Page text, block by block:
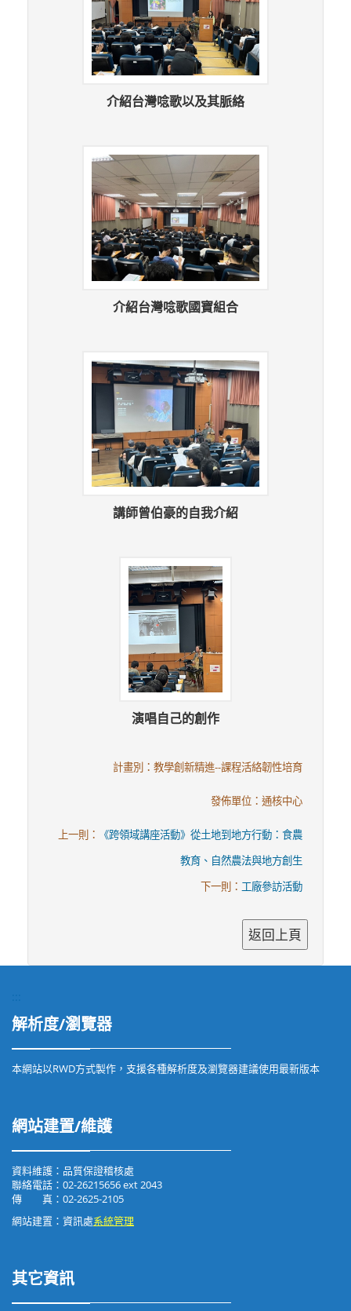
介紹台灣唸歌以及其脈絡
介紹台灣唸歌國寶組合
講師曾伯豪的自我介紹
演唱自己的創作
計畫別：教學創新精進--課程活絡韌性培育
發佈單位：通核中心
上一則：
《跨領域講座活動》從土地到地方行動：食農
教育、自然農法與地方創生
下一則： 工廠參訪活動
解析度/瀏覽器
本網站以RWD方式製作，支援各種解析度及瀏覽器建議使用最新版本
網站建置/維護
資料維護：品質保證稽核處
聯絡電話：02-26215656 ext 2043
傳 真：02-2625-2105
網站建置：資訊處系統管理
其它資訊